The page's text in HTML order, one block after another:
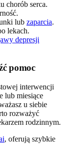
chorób serca.
lub zaparcia.
lekach.
depresji
pomoc
interwencji
lub miesiące
u siebie
rozważyć
rodzinnym.
, oferują szybkie